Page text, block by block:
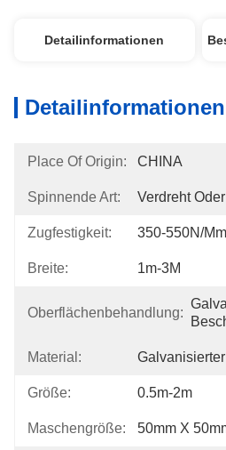
Detailinformationen
Detailinformationen
Place Of Origin: CHINA
Spinnende Art: Verdreht
Zugfestigkeit: 350-550N/
Breite: 1m-3M
Oberflächenbehandlung:
Material:
Größe: 0.5m-2m
Maschengröße: 50mm X